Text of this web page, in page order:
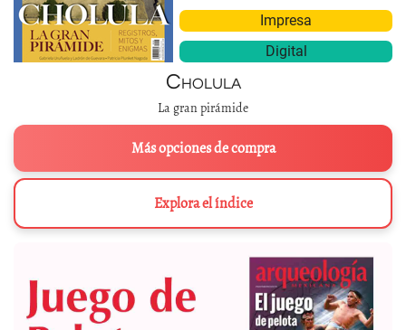
Impresa
Digital
Cholula
La gran pirámide
Más opciones de compra
Explora el índice